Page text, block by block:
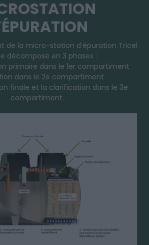
de la micro-station d’épuration Tricel
décompose en 3 phases :
primaire dans le 1er compartiment
dans le 2e compartiment
finale et la clarification dans le 3e
compartiment.